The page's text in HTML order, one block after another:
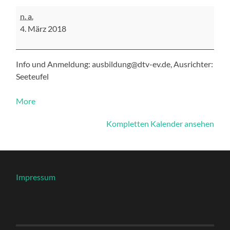
Tauchen
mit
n. a.
4. März 2018
Info und Anmeldung: ausbildung@dtv-ev.de, Ausrichter:
Seeteufel
Moreabout
Kompletten Kalender ansehen
Impressum